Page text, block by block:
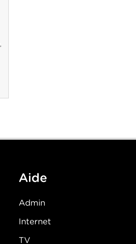
,
Aide
Admin
Internet
TV